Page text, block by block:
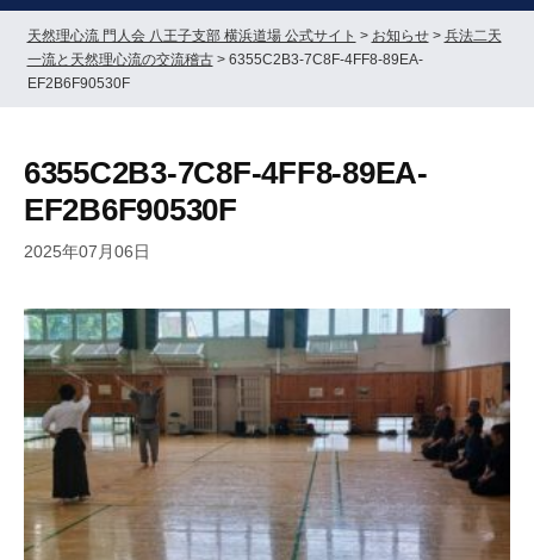
索:
天然理心流 門人会 八王子支部 横浜道場 公式サイト > お知らせ> 兵法二天
一流と天然理心流の交流稽古> 6355C2B3-7C8F-4FF8-89EA-
EF2B6F90530F
6355C2B3-7C8F-4FF8-89EA-
EF2B6F90530F
2025年07月06日